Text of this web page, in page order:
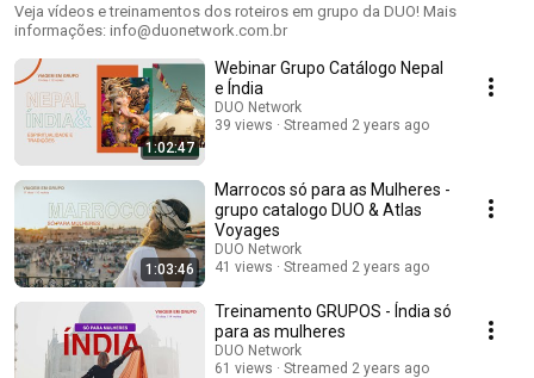
Veja vídeos e treinamentos dos roteiros em grupo da DUO! Mais
informações: info@duonetwork.com.br
1:02:47
Webinar Grupo Catálogo Nepal
e Índia
DUO Network
39 views
Streamed 2 years ago
1:03:46
Marrocos só para as Mulheres -
grupo catalogo DUO & Atlas
Voyages
DUO Network
41 views
Streamed 2 years ago
Treinamento GRUPOS - Índia só
para as mulheres
DUO Network
61 views
Streamed 2 years ago